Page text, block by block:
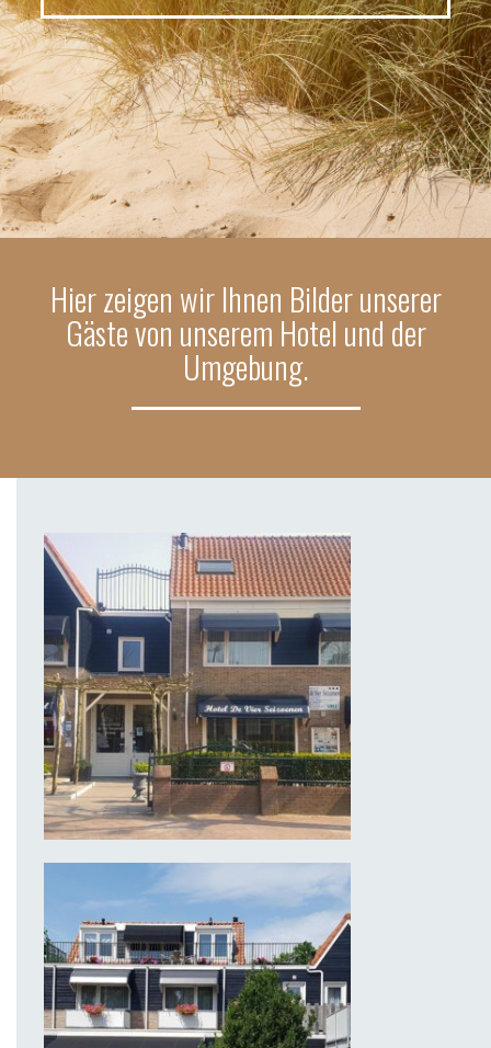
Hier zeigen wir Ihnen Bilder unserer
Gäste von unserem Hotel und der
Umgebung.